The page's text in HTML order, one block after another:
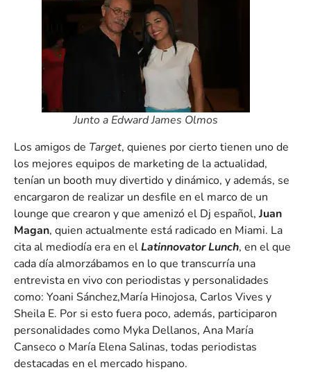
Junto a Edward James Olmos
Los amigos de Target, quienes por cierto tienen uno de
los mejores equipos de marketing de la actualidad,
tenían un booth muy divertido y dinámico, y además, se
encargaron de realizar un desfile en el marco de un
lounge que crearon y que amenizó el Dj español, Juan
Magan, quien actualmente está radicado en Miami. La
cita al mediodía era en elLatinnovator Lunch, en el que
cada día almorzábamos en lo que transcurría una
entrevista en vivo con periodistas y personalidades
como: Yoani Sánchez,María Hinojosa, Carlos Vives y
Sheila E. Por si esto fuera poco, además, participaron
personalidades como Myka Dellanos, Ana María
Canseco o María Elena Salinas, todas periodistas
destacadas en el mercado hispano.